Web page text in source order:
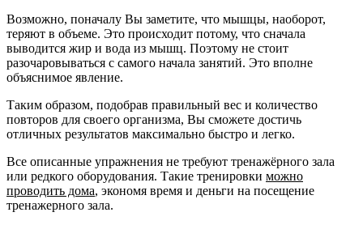
Возможно, поначалу Вы заметите, что мышцы, наоборот,
теряют в объеме. Это происходит потому, что сначала
выводится жир и вода из мышц. Поэтому не стоит
разочаровываться с самого начала занятий. Это вполне
объяснимое явление.
Таким образом, подобрав правильный вес и количество
повторов для своего организма, Вы сможете достичь
отличных результатов максимально быстро и легко.
Все описанные упражнения не требуют тренажёрного зала
или редкого оборудования. Такие тренировки можно
проводить дома, экономя время и деньги на посещение
тренажерного зала.